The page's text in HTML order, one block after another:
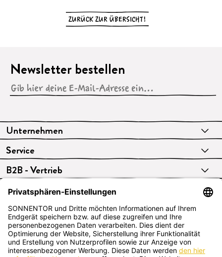
ZURÜCK ZUR ÜBERSICHT!
Unternehmen
Service
B2B - Vertrieb
Newsletter bestellen
Deutsch
SONNENTOR Kräuterhandels GMBH